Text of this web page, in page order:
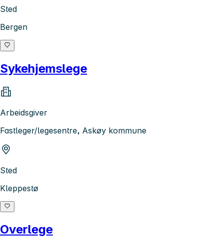
Sted
Bergen
Sykehjemslege
Arbeidsgiver
Fastleger/legesentre, Askøy kommune
Sted
Kleppestø
Overlege